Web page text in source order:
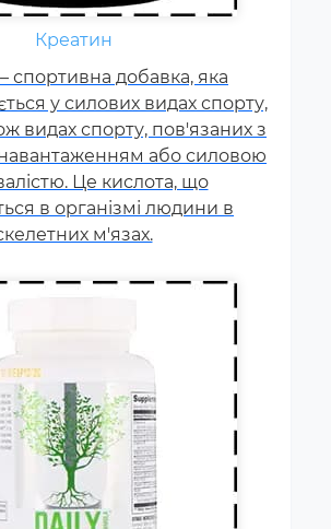
Креатин
спортивна добавка, яка
у силових видах спорту,
видах спорту, пов'язаних з
або силовою
Це кислота, що
в організмі людини в
м'язах.
спортсмену
вітаміни групи В,
вітамін Т, вітаміни С, D,
тренування,
психологічні
змагання
добову норму
та мінералів у 1,5-2